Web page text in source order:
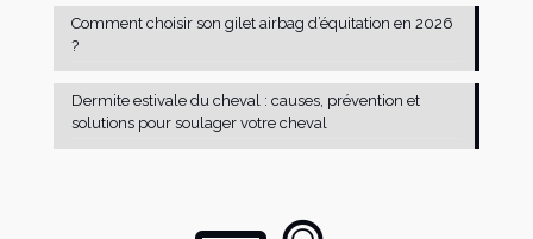
Comment choisir son gilet airbag d’équitation en 2026
?
Dermite estivale du cheval : causes, prévention et
solutions pour soulager votre cheval